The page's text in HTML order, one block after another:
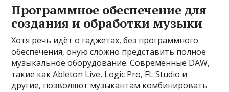
Программное обеспечение для
создания и обработки музыки
Хотя речь идёт о гаджетах, без программного
обеспечения, оную сложно представить полное
музыкальное оборудование. Современные DAW,
такие как Ableton Live, Logic Pro, FL Studio и
другие, позволяют музыкантам комбинировать